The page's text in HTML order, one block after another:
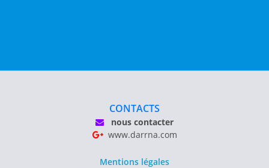
CONTACTS
nous contacter
www.darrna.com
Mentions légales